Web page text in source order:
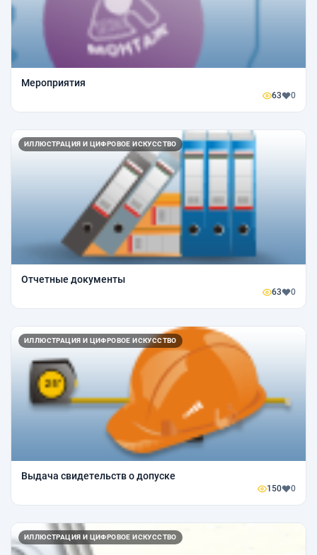
Мероприятия
63 0
ИЛЛЮСТРАЦИЯ И ЦИФРОВОЕ ИСКУССТВО
Отчетные документы
63 0
ИЛЛЮСТРАЦИЯ И ЦИФРОВОЕ ИСКУССТВО
Выдача свидетельств о допуске
150 0
ИЛЛЮСТРАЦИЯ И ЦИФРОВОЕ ИСКУССТВО